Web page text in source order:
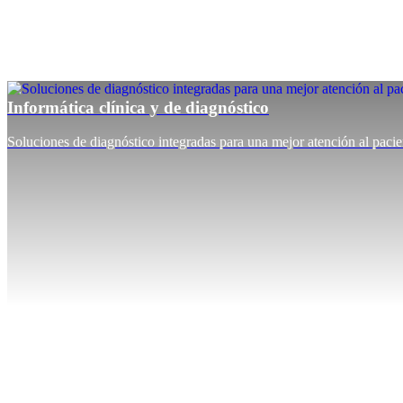
Informática clínica y de diagnóstico
Soluciones de diagnóstico integradas para una mejor atención al